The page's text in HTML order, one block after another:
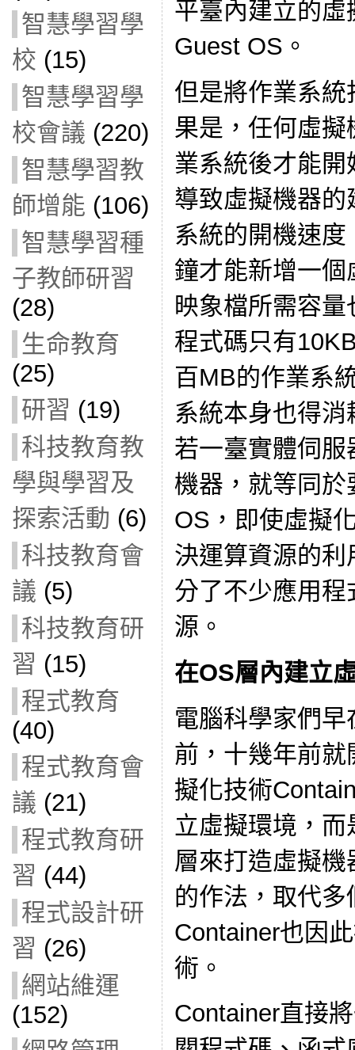
智慧學習學
校 (15)
智慧學習學
校會議 (220)
智慧學習教
師增能 (106)
智慧學習種
子教師研習
(28)
生命教育
(25)
研習 (19)
科技教育教
學與學習及
探索活動 (6)
科技教育會
議 (5)
科技教育研
習 (15)
程式教育
(40)
程式教育會
議 (21)
程式教育研
習 (44)
程式設計研
習 (26)
網站維運
(152)
平臺內建立的
Guest OS。
但是將作業系
果是，任何虛
業系統後才能
導致虛擬機器
系統的開機速
鐘才能新增一
映象檔所需容
程式碼只有
百MB的作業系
系統本身也得
若一臺實體伺
機器，就等同
OS，即使虛擬
決運算資源的
分了不少應用
源。
在OS層內建立
電腦科學家們
前，十幾年前
擬化技術
立虛擬環境，
層來打造虛擬
的作法，取代
Container也因
術。
Container直接